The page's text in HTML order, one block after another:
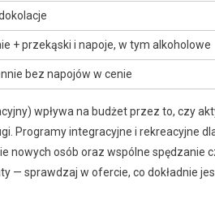
+ przekąski i napoje, w tym alkoholowe
bez napojów w cenie
wpływa na budżet przez to, czy
Programy integracyjne i rekreacyjne
nowych osób oraz wspólne spędzanie
— sprawdzaj w ofercie, co dokładnie